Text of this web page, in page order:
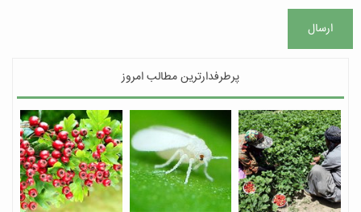
ارسال
پرطرفدارترین مطالب امروز